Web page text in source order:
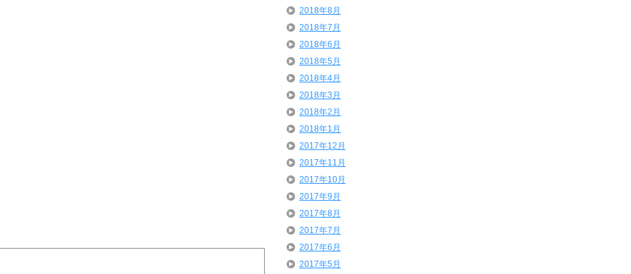
2018年8月
2018年7月
2018年6月
2018年5月
2018年4月
2018年3月
2018年2月
2018年1月
2017年12月
2017年11月
2017年10月
2017年9月
2017年8月
2017年7月
2017年6月
2017年5月